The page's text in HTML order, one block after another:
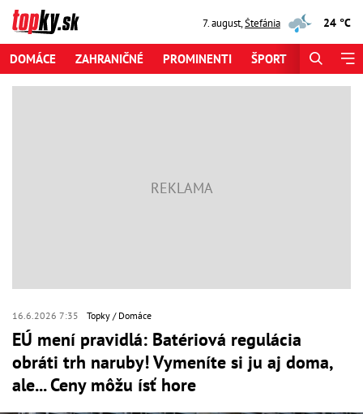
7. august,Štefánia 24 °C
DOMÁCE ZAHRANIČNÉ PROMINENTI ŠPORT
16.6.2026 7:35 Topky Domáce
EÚ mení pravidlá: Batériová regulácia
obráti trh naruby! Vymeníte si ju aj doma,
ale... Ceny môžu ísť hore